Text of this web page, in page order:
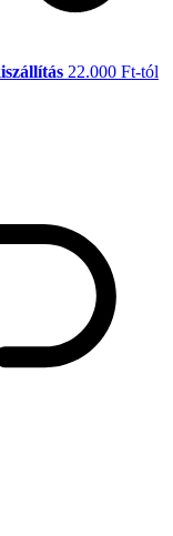
22.000 Ft-tól